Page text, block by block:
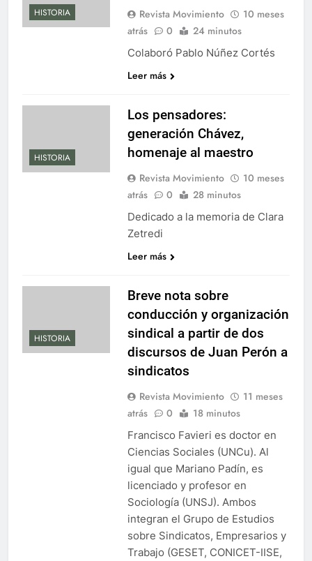
HISTORIA Revista Movimiento
10 meses
atrás
0 24 minutos
Colaboró Pablo Núñez Cortés
Leer más
HISTORIA
Los pensadores:
generación Chávez,
homenaje al maestro
Revista Movimiento
10 meses
atrás
0 28 minutos
Dedicado a la memoria de Clara
Zetredi
Leer más
HISTORIA
Breve nota sobre
conducción y organización
sindical a partir de dos
discursos de Juan Perón a
sindicatos
Revista Movimiento
11 meses
atrás
0 18 minutos
Francisco Favieri es doctor en
Ciencias Sociales (UNCu). Al
igual que Mariano Padín, es
licenciado y profesor en
Sociología (UNSJ). Ambos
integran el Grupo de Estudios
sobre Sindicatos, Empresarios y
Trabajo (GESET, CONICET-IISE,